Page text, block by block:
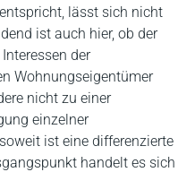
lässt sich nicht
ist auch hier, ob der
der
Wohnungseigentümer
nicht zu einer
einzelner
ist eine differenzierte
handelt es sich